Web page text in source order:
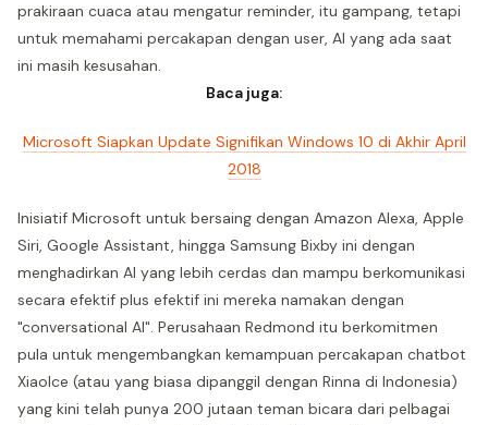
prakiraan cuaca atau mengatur reminder, itu gampang, tetapi
untuk memahami percakapan dengan user, AI yang ada saat
ini masih kesusahan.
Baca juga:
Microsoft Siapkan Update Signifikan Windows 10 di Akhir April
2018
Inisiatif Microsoft untuk bersaing dengan Amazon Alexa, Apple
Siri, Google Assistant, hingga Samsung Bixby ini dengan
menghadirkan AI yang lebih cerdas dan mampu berkomunikasi
secara efektif plus efektif ini mereka namakan dengan
"conversational AI". Perusahaan Redmond itu berkomitmen
pula untuk mengembangkan kemampuan percakapan chatbot
Xiaolce (atau yang biasa dipanggil dengan Rinna di Indonesia)
yang kini telah punya 200 jutaan teman bicara dari pelbagai